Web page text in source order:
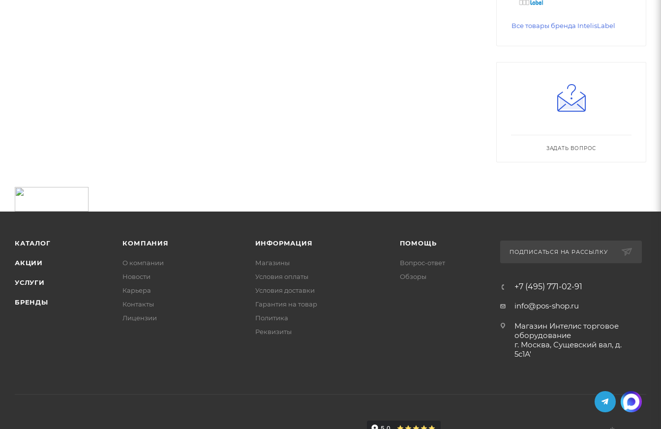
Все товары бренда IntelisLabel
ЗАДАТЬ ВОПРОС
КАТАЛОГ
АКЦИИ
УСЛУГИ
БРЕНДЫ
КОМПАНИЯ
О компании
Новости
Карьера
Контакты
Лицензии
ИНФОРМАЦИЯ
Магазины
Условия оплаты
Условия доставки
Гарантия на товар
Политика
Реквизиты
ПОМОЩЬ
Вопрос-ответ
Обзоры
ПОДПИСАТЬСЯ НА РАССЫЛКУ
+7 (495) 771-02-91
info@pos-shop.ru
Магазин Интелис торговое
оборудование
г. Москва, Сущевский вал, д.
5с1А'